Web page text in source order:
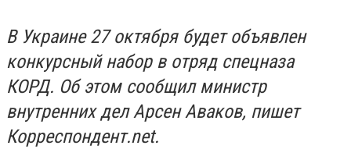
В Украине 27 октября будет объявлен
конкурсный набор в отряд спецназа
КОРД. Об этом сообщил министр
внутренних дел Арсен Аваков, пишет
Корреспондент.net.